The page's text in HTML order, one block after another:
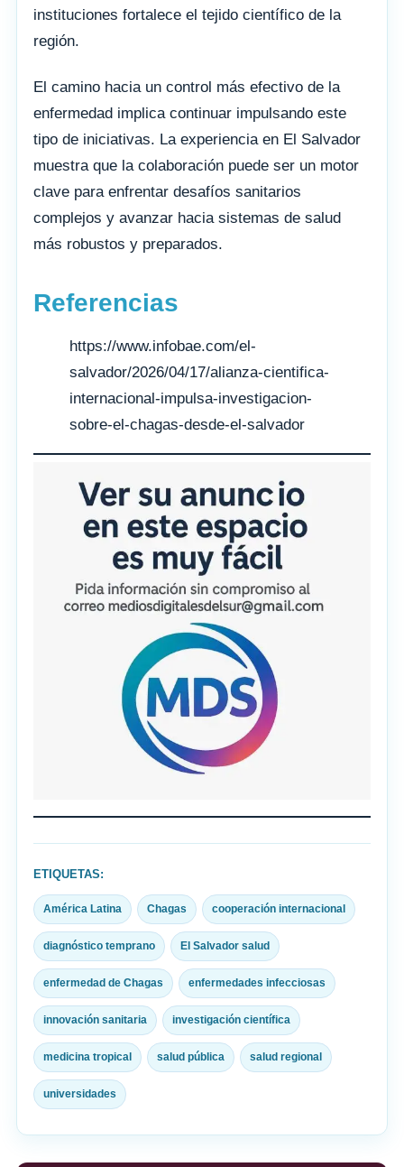
instituciones fortalece el tejido científico de la
región.
El camino hacia un control más efectivo de la
enfermedad implica continuar impulsando este
tipo de iniciativas. La experiencia en El Salvador
muestra que la colaboración puede ser un motor
clave para enfrentar desafíos sanitarios
complejos y avanzar hacia sistemas de salud
más robustos y preparados.
Referencias
https://www.infobae.com/el-
salvador/2026/04/17/alianza-cientifica-
internacional-impulsa-investigacion-
sobre-el-chagas-desde-el-salvador
ETIQUETAS:
América Latina Chagas cooperación internacional
diagnóstico temprano El Salvador salud
enfermedad de Chagas enfermedades infecciosas
innovación sanitaria investigación científica
medicina tropical salud pública salud regional
universidades